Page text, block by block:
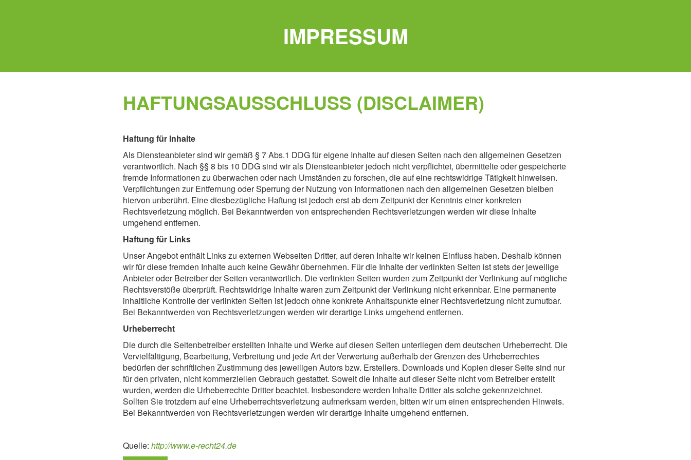
IMPRESSUM
HAFTUNGSAUSSCHLUSS (DISCLAIMER)
Haftung für Inhalte
Als Diensteanbieter sind wir gemäß § 7 Abs.1 DDG für eigene Inhalte auf diesen Seiten nach den allgemeinen Gesetzen
verantwortlich. Nach §§ 8 bis 10 DDG sind wir als Diensteanbieter jedoch nicht verpflichtet, übermittelte oder gespeicherte
fremde Informationen zu überwachen oder nach Umständen zu forschen, die auf eine rechtswidrige Tätigkeit hinweisen.
Verpflichtungen zur Entfernung oder Sperrung der Nutzung von Informationen nach den allgemeinen Gesetzen bleiben
hiervon unberührt. Eine diesbezügliche Haftung ist jedoch erst ab dem Zeitpunkt der Kenntnis einer konkreten
Rechtsverletzung möglich. Bei Bekanntwerden von entsprechenden Rechtsverletzungen werden wir diese Inhalte
umgehend entfernen.
Haftung für Links
Unser Angebot enthält Links zu externen Webseiten Dritter, auf deren Inhalte wir keinen Einfluss haben. Deshalb können
wir für diese fremden Inhalte auch keine Gewähr übernehmen. Für die Inhalte der verlinkten Seiten ist stets der jeweilige
Anbieter oder Betreiber der Seiten verantwortlich. Die verlinkten Seiten wurden zum Zeitpunkt der Verlinkung auf mögliche
Rechtsverstöße überprüft. Rechtswidrige Inhalte waren zum Zeitpunkt der Verlinkung nicht erkennbar. Eine permanente
inhaltliche Kontrolle der verlinkten Seiten ist jedoch ohne konkrete Anhaltspunkte einer Rechtsverletzung nicht zumutbar.
Bei Bekanntwerden von Rechtsverletzungen werden wir derartige Links umgehend entfernen.
Urheberrecht
Die durch die Seitenbetreiber erstellten Inhalte und Werke auf diesen Seiten unterliegen dem deutschen Urheberrecht. Die
Vervielfältigung, Bearbeitung, Verbreitung und jede Art der Verwertung außerhalb der Grenzen des Urheberrechtes
bedürfen der schriftlichen Zustimmung des jeweiligen Autors bzw. Erstellers. Downloads und Kopien dieser Seite sind nur
für den privaten, nicht kommerziellen Gebrauch gestattet. Soweit die Inhalte auf dieser Seite nicht vom Betreiber erstellt
wurden, werden die Urheberrechte Dritter beachtet. Insbesondere werden Inhalte Dritter als solche gekennzeichnet.
Sollten Sie trotzdem auf eine Urheberrechtsverletzung aufmerksam werden, bitten wir um einen entsprechenden Hinweis.
Bei Bekanntwerden von Rechtsverletzungen werden wir derartige Inhalte umgehend entfernen.
Quelle: http://www.e-recht24.de